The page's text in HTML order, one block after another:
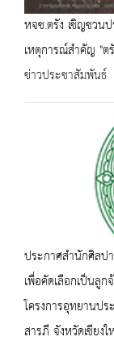
หจช.ตรัง เชิญชวน
เหตุการณ์สำคัญ "ต
ข่าวประชาสัมพันธ์
ประกาศสำนักศิลป
เพื่อคัดเลือกเป็นลู
โครงการอุทยานป
สารภี จังหวัดเชียง